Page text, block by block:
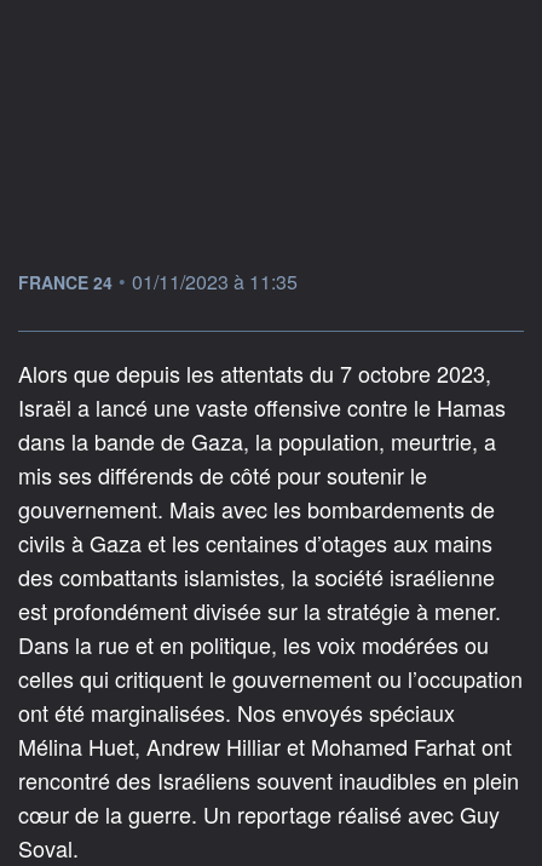
information fournie par
FRANCE 24 • 01/11/2023 à 11:35
Alors que depuis les attentats du 7 octobre 2023,
Israël a lancé une vaste offensive contre le Hamas
dans la bande de Gaza, la population, meurtrie, a
mis ses différends de côté pour soutenir le
gouvernement. Mais avec les bombardements de
civils à Gaza et les centaines d’otages aux mains
des combattants islamistes, la société israélienne
est profondément divisée sur la stratégie à mener.
Dans la rue et en politique, les voix modérées ou
celles qui critiquent le gouvernement ou l’occupation
ont été marginalisées. Nos envoyés spéciaux
Mélina Huet, Andrew Hilliar et Mohamed Farhat ont
rencontré des Israéliens souvent inaudibles en plein
cœur de la guerre. Un reportage réalisé avec Guy
Soval.